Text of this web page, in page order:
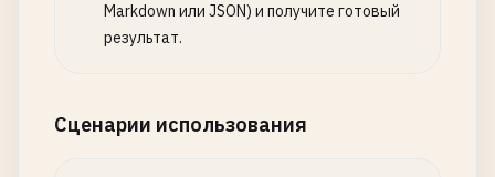
Markdown или JSON) и получите готовый
результат.
Сценарии использования